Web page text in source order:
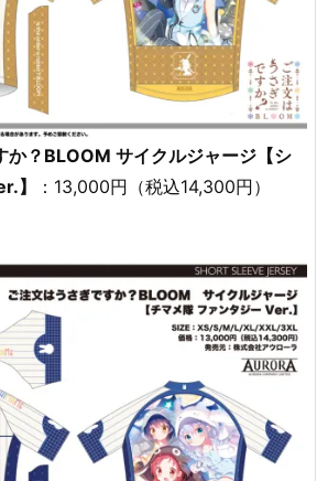
？BLOOM サイクルジャージ【シ
】
：13,000円（税込14,300円）